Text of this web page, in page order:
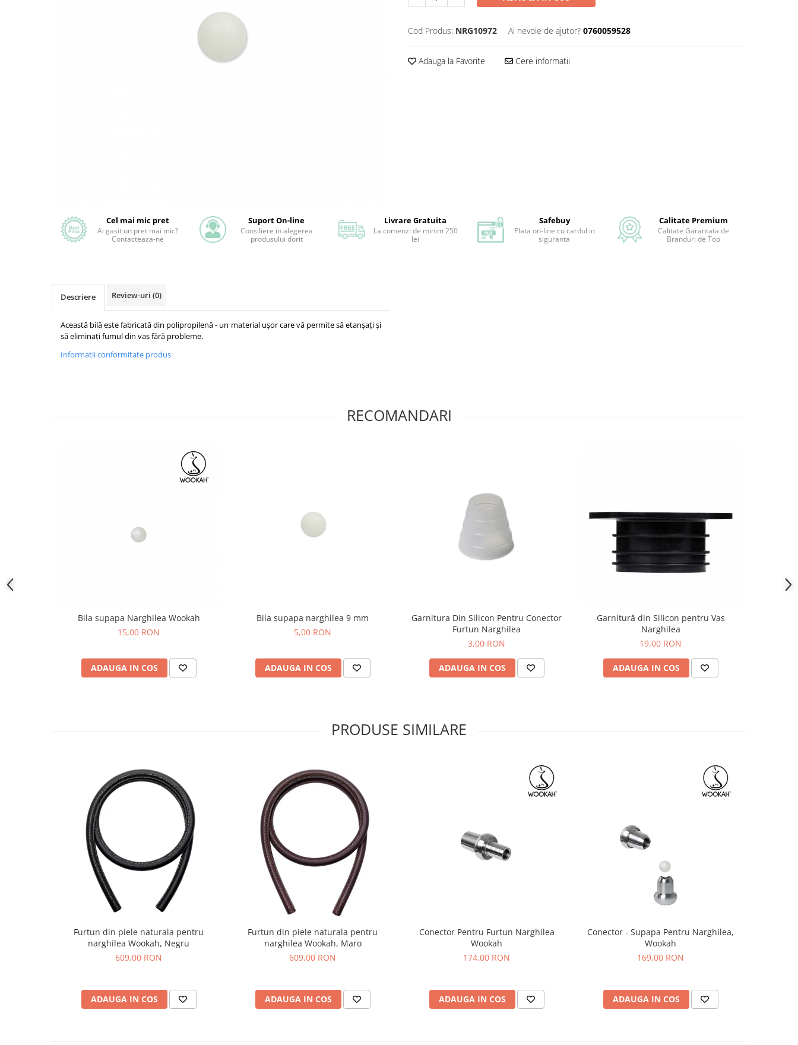
Cod Produs: NRG10972 Ai nevoie de ajutor? 0760059528
Adauga la Favorite Cere informatii
Cel mai mic pret
Ai gasit un pret mai mic?
Contacteaza-ne
Suport On-line
Consiliere in alegerea
produsului dorit
Livrare Gratuita
La comenzi de minim 250
lei
Safebuy
Plata on-line cu cardul in
siguranta
Calitate Premium
Calitate Garantata de
Branduri de Top
Descriere Review-uri (0)
Această bilă este fabricată din polipropilenă - un material ușor care vă permite să etanșați și
să eliminați fumul din vas fără probleme.
Informatii conformitate produs
RECOMANDARI
Bila supapa Narghilea Wookah
15,00 RON
ADAUGA IN COS
Bila supapa narghilea 9 mm
5,00 RON
ADAUGA IN COS
Garnitura Din Silicon Pentru Conector
Furtun Narghilea
3,00 RON
ADAUGA IN COS
Garnitură din Silicon pentru Vas
Narghilea
19,00 RON
ADAUGA IN COS
PRODUSE SIMILARE
Furtun din piele naturala pentru
narghilea Wookah, Negru
609,00 RON
ADAUGA IN COS
Furtun din piele naturala pentru
narghilea Wookah, Maro
609,00 RON
ADAUGA IN COS
Conector Pentru Furtun Narghilea
Wookah
174,00 RON
ADAUGA IN COS
Conector - Supapa Pentru Narghilea,
Wookah
169,00 RON
ADAUGA IN COS